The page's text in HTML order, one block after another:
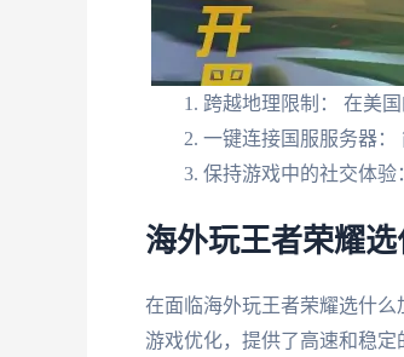
跨越地理限制： 在美
一键连接国服服务器：
保持游戏中的社交体验
海外玩王者荣耀
在面临海外玩王者荣耀选什
游戏优化，提供了高速和稳